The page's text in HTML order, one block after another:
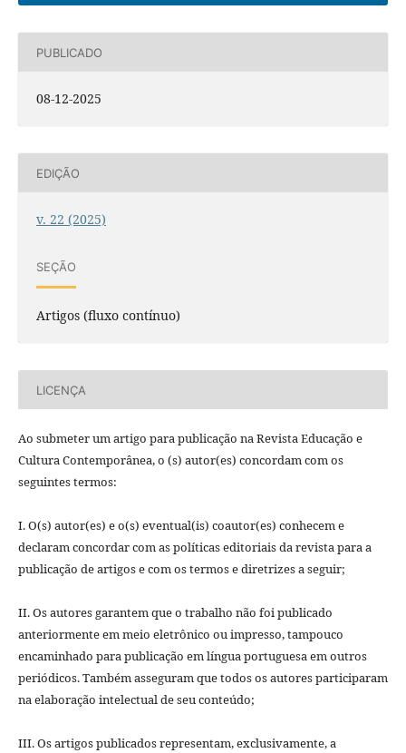
PUBLICADO
08-12-2025
EDIÇÃO
v. 22 (2025)
SEÇÃO
Artigos (fluxo contínuo)
LICENÇA
Ao submeter um artigo para publicação na Revista Educação e
Cultura Contemporânea, o (s) autor(es) concordam com os
seguintes termos:
I. O(s) autor(es) e o(s) eventual(is) coautor(es) conhecem e
declaram concordar com as políticas editoriais da revista para a
publicação de artigos e com os termos e diretrizes a seguir;
II. Os autores garantem que o trabalho não foi publicado
anteriormente em meio eletrônico ou impresso, tampouco
encaminhado para publicação em lí­ngua portuguesa em outros
periódicos. Também asseguram que todos os autores participaram
na elaboração intelectual de seu conteúdo;
III. Os artigos publicados representam, exclusivamente, a